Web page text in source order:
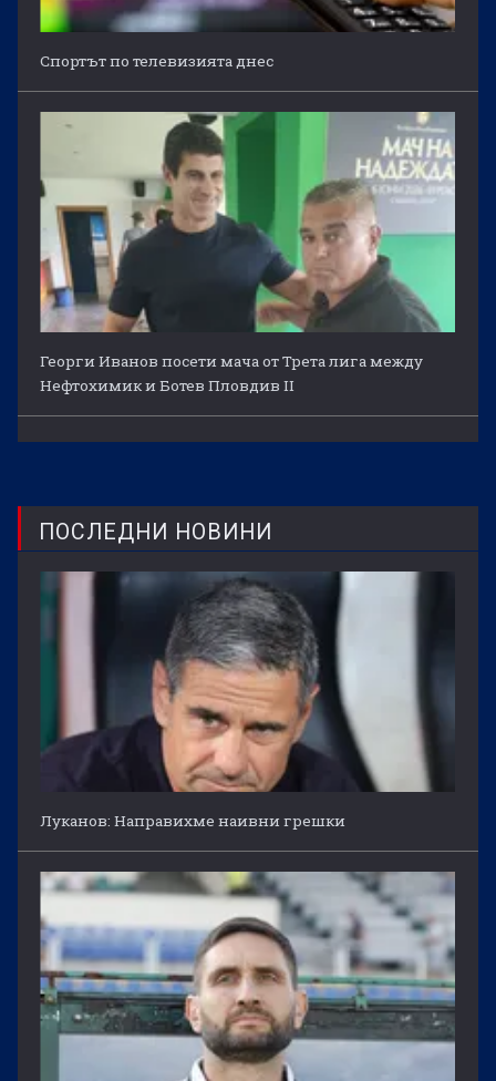
Спортът по телевизията днес
Георги Иванов посети мача от Трета лига между
Нефтохимик и Ботев Пловдив II
ПОСЛЕДНИ НОВИНИ
Луканов: Направихме наивни грешки